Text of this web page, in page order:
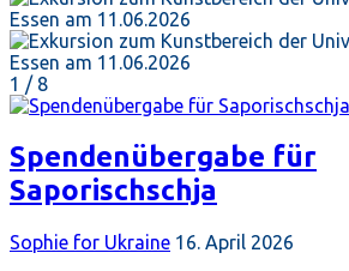
1 / 8
Spendenübergabe für
Saporischschja
Sophie for Ukraine 16. April 2026